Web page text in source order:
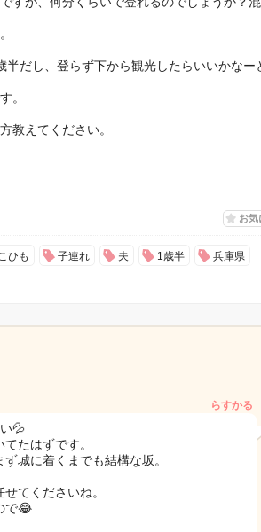
半だし、登らず下から観光したらいいかなー
。
教えてください。
お気
ひも 子連れ 夫 1歳半 兵庫県
らすかる
💦
たはずです。
城に着くまでも結構な坂。
てくださいね。
で😂